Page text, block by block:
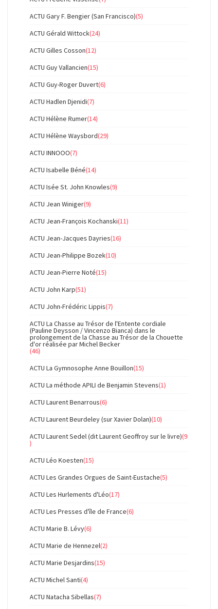
ACTU Gary F. Bengier (San Francisco)(5)
ACTU Gérald Wittock(24)
ACTU Gilles Cosson(12)
ACTU Guy Vallancien(15)
ACTU Guy-Roger Duvert(6)
ACTU Hadlen Djenidi(7)
ACTU Hélène Rumer(14)
ACTU Hélène Waysbord(29)
ACTU INNOOO(7)
ACTU Isabelle Béné(14)
ACTU Isée St. John Knowles(9)
ACTU Jean Winiger(9)
ACTU Jean-François Kochanski(11)
ACTU Jean-Jacques Dayries(16)
ACTU Jean-Philippe Bozek(10)
ACTU Jean-Pierre Noté(15)
ACTU John Karp(51)
ACTU John-Frédéric Lippis(7)
ACTU La Chasse au Trésor de l'Entente cordiale
(Pauline Deysson / Vincenzo Bianca) dans le
prolongement de la Chasse au Trésor de la Chouette
d'or réalisée par Michel Becker
(46)
ACTU La Gymnosophe Anne Bouillon(15)
ACTU La méthode APILI de Benjamin Stevens(1)
ACTU Laurent Benarrous(6)
ACTU Laurent Beurdeley (sur Xavier Dolan)(10)
ACTU Laurent Sedel (dit Laurent Geoffroy sur le livre)(9
)
ACTU Léo Koesten(15)
ACTU Les Grandes Orgues de Saint-Eustache(5)
ACTU Les Hurlements d'Léo(17)
ACTU Les Presses d'île de France(6)
ACTU Marie B. Lévy(6)
ACTU Marie de Hennezel(2)
ACTU Marie Desjardins(15)
ACTU Michel Santi(4)
ACTU Natacha Sibellas(7)